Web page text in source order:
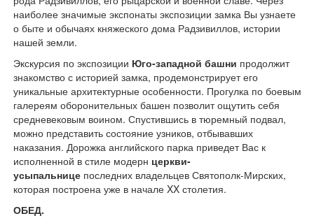
наиболее значимые экспонаты экспозиции замка Вы узнаете
о быте и обычаях княжеского дома Радзивиллов, истории
нашей земли.
Экскурсия по экспозиции Юго-западной башни продолжит
знакомство с историей замка, продемонстрирует его
уникальные архитектурные особенности. Прогулка по боевым
галереям оборонительных башен позволит ощутить себя
средневековым воином. Спустившись в тюремный подвал,
можно представить состояние узников, отбывавших
наказания. Дорожка английского парка приведет Вас к
исполненной в стиле модерн церкви-
усыпальнице последних владельцев Святополк-Мирских,
которая построена уже в начале XX столетия.
ОБЕД.